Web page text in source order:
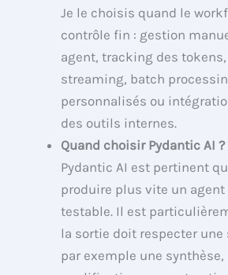
Je le choisis quand le
contrôle fin : gestion
agent, tracking des
streaming, batch
personnalisés ou
des outils internes.
Quand choisir Pydantic AI ?
Pydantic AI est pertinent
produire plus vite un agent
testable. Il est
la sortie doit respecter
par exemple une synthèse,